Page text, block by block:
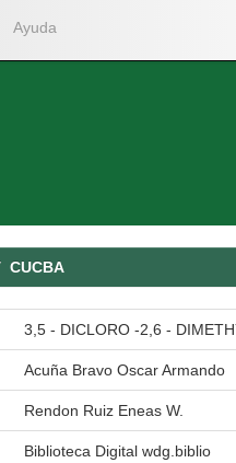
Ayuda
CUCBA
3,5 - DICLORO -2,6 -
Acuña Bravo Oscar Armando
Rendon Ruiz Eneas W.
Biblioteca Digital wdg.biblio